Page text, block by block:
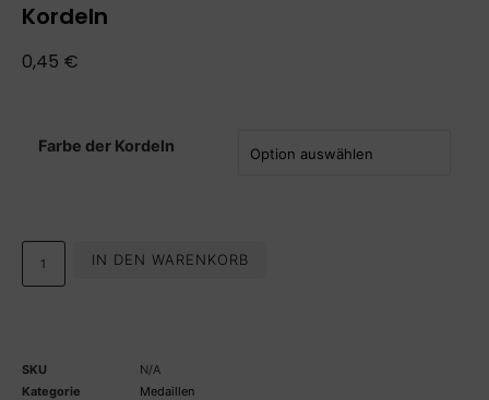
Kordeln
0,45 €
Farbe der Kordeln
IN DEN WARENKORB
SKU
N/A
Kategorie
Medaillen